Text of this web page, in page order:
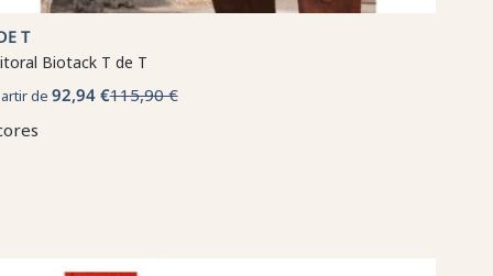
T
Biotack T de T
de 92,94 €115,90 €